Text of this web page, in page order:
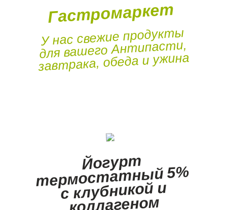
Гастромаркет
У нас свежие продукты
для вашего Антипасти,
завтрака, обеда и ужина
Йогурт
термостатный 5%
с клубникой и
коллагеном